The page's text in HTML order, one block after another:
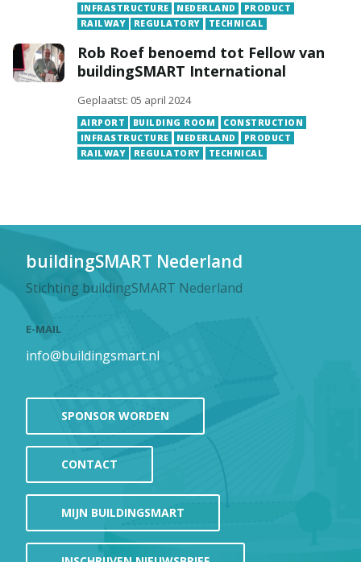
INFRASTRUCTURE
NEDERLAND
PRODUCT
RAILWAY
REGULATORY TECHNICAL
Rob Roef benoemd tot Fellow van
buildingSMART International
Geplaatst: 05 april 2024
AIRPORT BUILDING ROOM
CONSTRUCTION
INFRASTRUCTURE
NEDERLAND
PRODUCT
RAILWAY
REGULATORY TECHNICAL
buildingSMART Nederland
Stichting buildingSMART Nederland
E-MAIL
info@buildingsmart.nl
SPONSOR WORDEN
CONTACT
MIJN BUILDINGSMART